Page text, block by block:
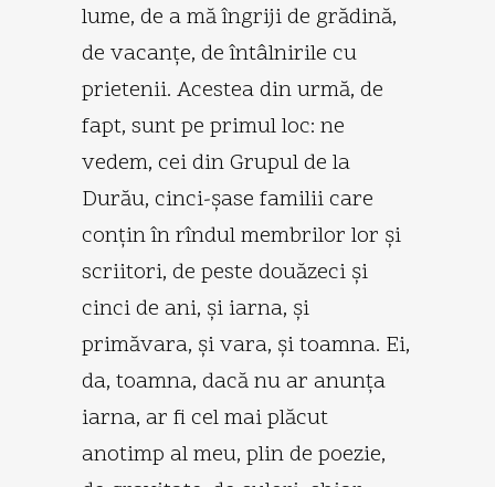
lume, de a mă îngriji de grădină,
de vacanţe, de întâlnirile cu
prietenii. Acestea din urmă, de
fapt, sunt pe primul loc: ne
vedem, cei din Grupul de la
Durău, cinci-şase familii care
conţin în rîndul membrilor lor şi
scriitori, de peste douăzeci şi
cinci de ani, şi iarna, şi
primăvara, şi vara, şi toamna. Ei,
da, toamna, dacă nu ar anunţa
iarna, ar fi cel mai plăcut
anotimp al meu, plin de poezie,